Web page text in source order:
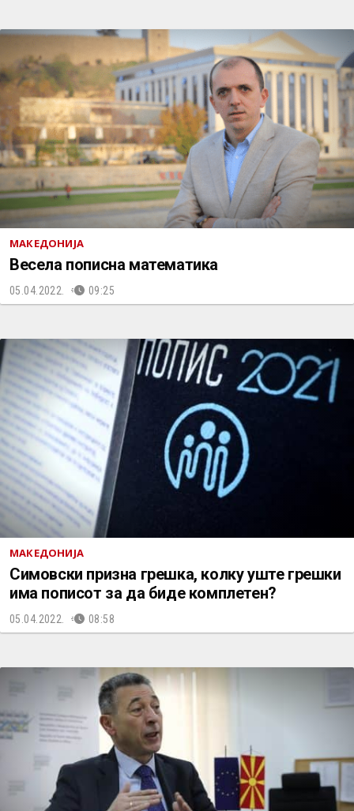
МАКЕДОНИЈА
Весела пописна математика
05.04.2022. 09:25
МАКЕДОНИЈА
Симовски призна грешка, колку уште грешки
има пописот за да биде комплетен?
05.04.2022. 08:58